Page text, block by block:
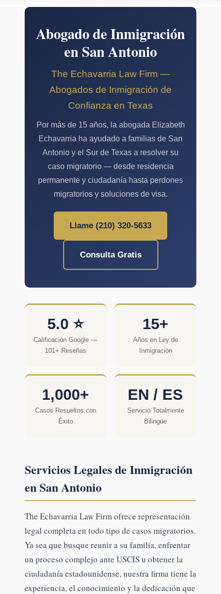
Abogado de Inmigración
en San Antonio
The Echavarria Law Firm —
Abogados de Inmigración de
Confianza en Texas
Por más de 15 años, la abogada Elizabeth
Echavarria ha ayudado a familias de San
Antonio y el Sur de Texas a resolver su
caso migratorio — desde residencia
permanente y ciudadanía hasta perdones
migratorios y soluciones de visa.
Llame (210) 320-5633
Consulta Gratis
5.0 ⭐
Calificación Google —
101+ Reseñas
15+
Años en Ley de
Inmigración
1,000+
Casos Resueltos con
Éxito
EN / ES
Servicio Totalmente
Bilingüe
Servicios Legales de Inmigración
en San Antonio
The Echavarria Law Firm ofrece representación
legal completa en todo tipo de casos migratorios.
Ya sea que busque reunir a su familia, enfrentar
un proceso complejo ante USCIS u obtener la
ciudadanía estadounidense, nuestra firma tiene la
experiencia, el conocimiento y la dedicación que